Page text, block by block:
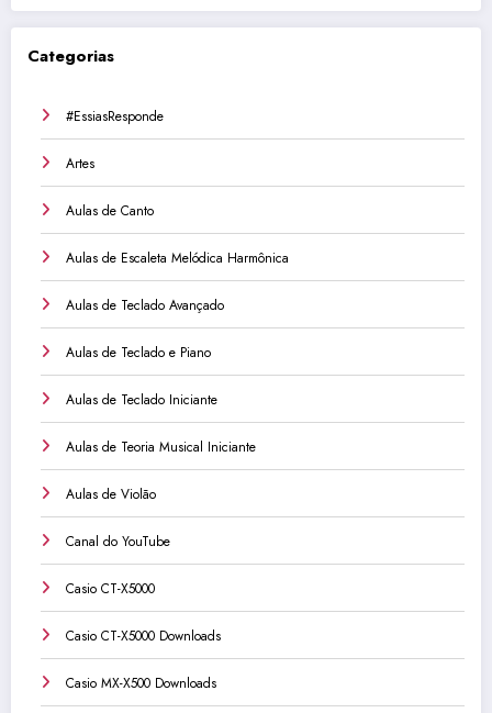
Categorias
#EssiasResponde
Artes
Aulas de Canto
Aulas de Escaleta Melódica Harmônica
Aulas de Teclado Avançado
Aulas de Teclado e Piano
Aulas de Teclado Iniciante
Aulas de Teoria Musical Iniciante
Aulas de Violão
Canal do YouTube
Casio CT-X5000
Casio CT-X5000 Downloads
Casio MX-X500 Downloads